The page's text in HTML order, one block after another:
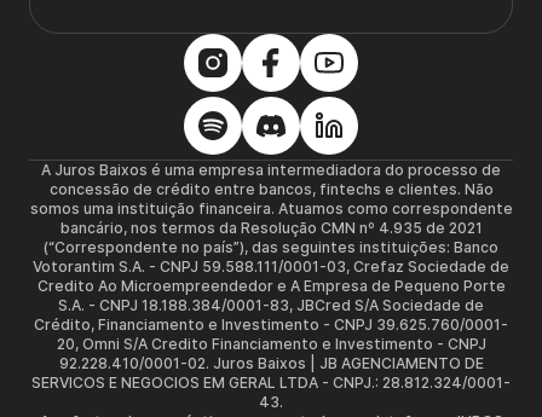
A Juros Baixos é uma empresa intermediadora do processo de
concessão de crédito entre bancos, fintechs e clientes. Não
somos uma instituição financeira. Atuamos como correspondente
bancário, nos termos da Resolução CMN nº 4.935 de 2021
(“Correspondente no país”), das seguintes instituições: Banco
Votorantim S.A. - CNPJ 59.588.111/0001-03, Crefaz Sociedade de
Credito Ao Microempreendedor e A Empresa de Pequeno Porte
S.A. - CNPJ 18.188.384/0001-83, JBCred S/A Sociedade de
Crédito, Financiamento e Investimento - CNPJ 39.625.760/0001-
20, Omni S/A Credito Financiamento e Investimento - CNPJ
92.228.410/0001-02. Juros Baixos | JB AGENCIAMENTO DE
SERVICOS E NEGOCIOS EM GERAL LTDA - CNPJ.: 28.812.324/0001-
43.